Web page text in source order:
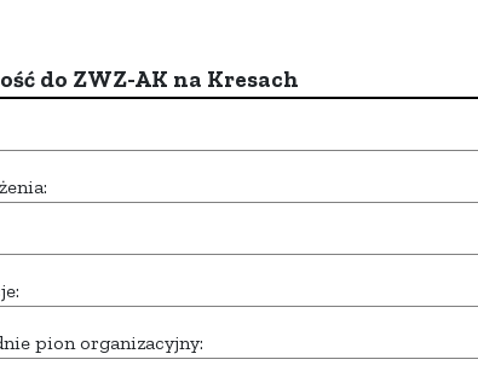
do ZWZ-AK na Kresach
pion organizacyjny: